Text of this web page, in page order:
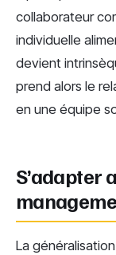
collaborateur
individuelle
devient
prend alors le
en une équipe
S’adapter
La